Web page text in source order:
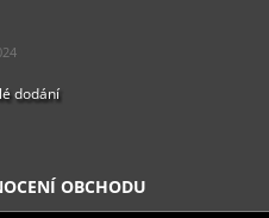
je 5 z 5 hvězdiček.
dodání
OBCHODU